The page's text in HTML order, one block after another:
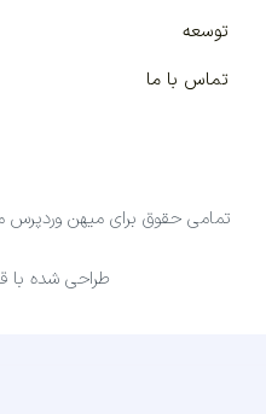
توسعه
تماس با ما
تمامی حقوق برای میهن وردپرس محفوظ
طراحی شده با